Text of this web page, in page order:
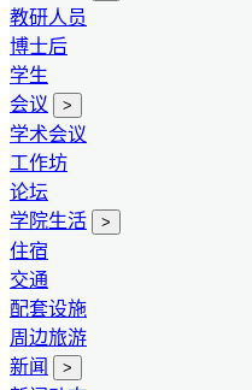
教研人员
博士后
学生
会议
>
学术会议
工作坊
论坛
学院生活
>
住宿
交通
配套设施
周边旅游
新闻
>